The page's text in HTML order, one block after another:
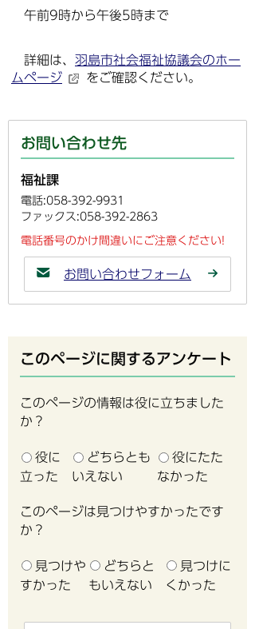
午前9時から午後5時まで
詳細は、 羽島市社会福祉協議会のホー
ムページ
をご確認ください。
お問い合わせ先
福祉課
電話:058-392-9931
ファックス:058-392-2863
電話番号のかけ間違いにご注意ください!
お問い合わせフォーム
このページに関するアンケート
このページの情報は役に立ちました
か？
役に
立った
どちらとも
いえない
役にたた
なかった
このページは見つけやすかったです
か？
見つけや
すかった
どちらと
もいえない
見つけに
くかった